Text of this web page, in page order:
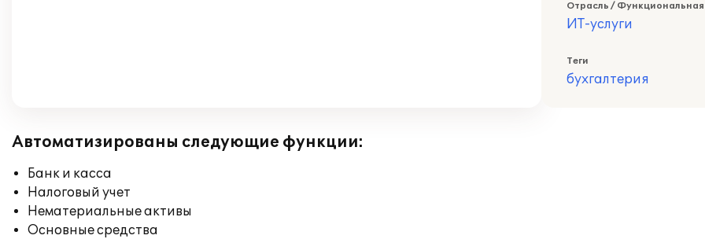
Отрасль / Функциональная
ИТ-услуги
Теги
бухгалтерия
Автоматизированы следующие функции:
Банк и касса
Налоговый учет
Нематериальные активы
Основные средства